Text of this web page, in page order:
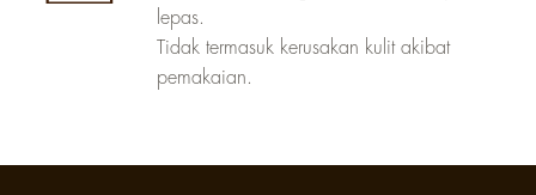
lepas.
Tidak termasuk kerusakan kulit akibat
pemakaian.